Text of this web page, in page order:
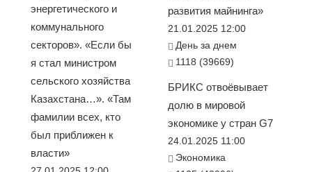
энергетического и
коммунального
секторов». «Если бы
я стал министром
сельского хозяйства
Казахстана…». «Там
фамилии всех, кто
был приближен к
власти»
развития майнинга»
21.01.2025 12:00
День за днем
1118 (39669)
БРИКС отвоёвывает
долю в мировой
экономике у стран G7
24.01.2025 11:00
Экономика